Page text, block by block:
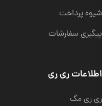
شیوه پرداخت
پیگیری سفارشات
اطلاعات ری ری
ری ری مگ